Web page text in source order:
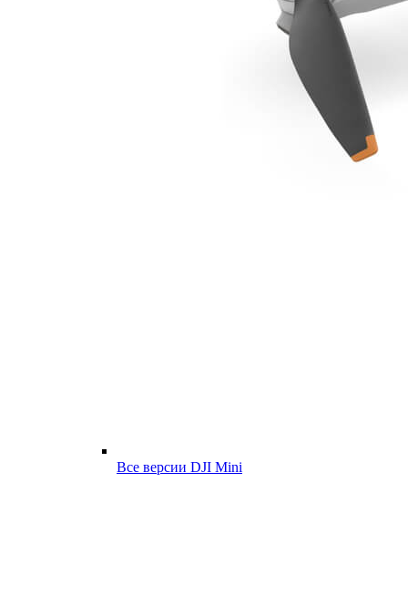
Все версии DJI Mini